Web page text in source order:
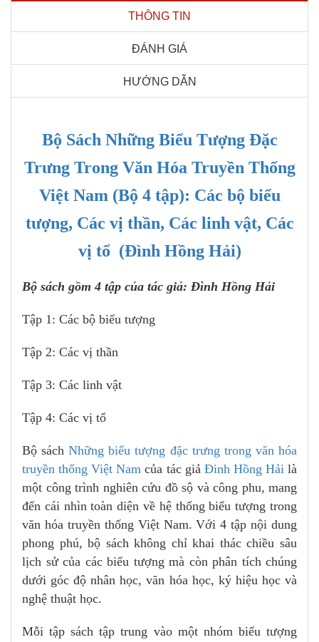
THÔNG TIN
ĐÁNH GIÁ
HƯỚNG DẪN
Bộ Sách Những Biểu Tượng Đặc
Trưng Trong Văn Hóa Truyền Thống
Việt Nam (Bộ 4 tập): Các bộ biểu
tượng, Các vị thần, Các linh vật, Các
vị tổ (Đình Hồng Hải)
Bộ sách gồm 4 tập của tác giả: Đình Hồng Hải
Tập 1: Các bộ biểu tượng
Tập 2: Các vị thần
Tập 3: Các linh vật
Tập 4: Các vị tổ
Bộ sáchNhững biểu tượng đặc trưng trong văn hóa
truyền thống Việt Namcủa tác giả Đinh Hồng Hảilà
một công trình nghiên cứu đồ sộ và công phu, mang
đến cái nhìn toàn diện về hệ thống biểu tượng trong
văn hóa truyền thống Việt Nam. Với 4 tập nội dung
phong phú, bộ sách không chỉ khai thác chiều sâu
lịch sử của các biểu tượng mà còn phân tích chúng
dưới góc độ nhân học, văn hóa học, ký hiệu học và
nghệ thuật học.
Mỗi tập sách tập trung vào một nhóm biểu tượng